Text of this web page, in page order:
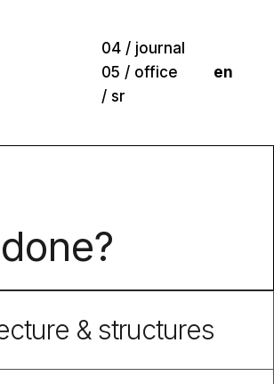
04 / journal
05 / office
en
/ sr
& structures